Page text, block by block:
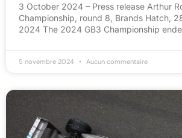
3 October 2024 – Press release Arthur
Championship, round 8, Brands Hatch,
2024 The 2024 GB3 Championship
5 novembre 2024 Aucun commentaire